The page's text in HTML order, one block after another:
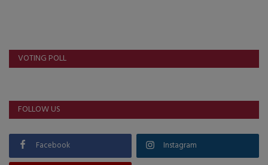
VOTING POLL
FOLLOW US
Facebook Instagram